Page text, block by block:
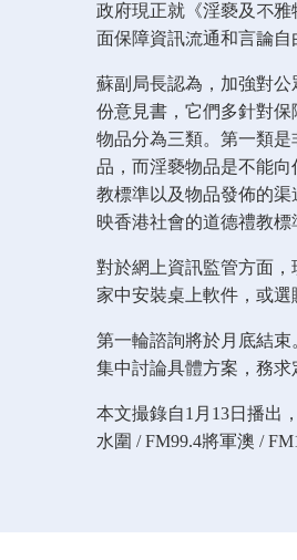
政府現正就《淫褻及不
面保障資訊流通和言論
蘇副局長認為，加強對
份意見書，它們多針對
物品分為三類。第一類
品，而淫褻物品是不能
教標準以及物品發佈的
映香港社會的道德禮教標
對於網上資訊監管方面
家中安裝桌上軟件，或選
第一輪諮詢將於月底結
集中討論具體方案，務求
本文撮錄自1月13日播出
水圍 / FM99.4將軍澳 /